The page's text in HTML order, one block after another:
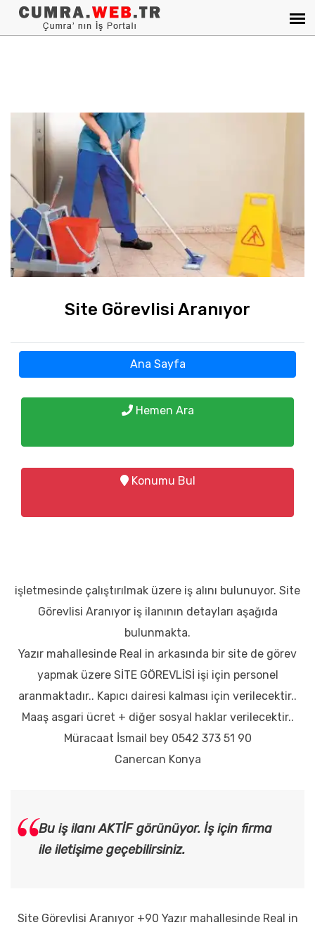
Site Görevlisi Aranıyor
Ana Sayfa
Hemen Ara
Konumu Bul
işletmesinde çalıştırılmak üzere iş alını bulunuyor. Site
Görevlisi Aranıyor iş ilanının detayları aşağıda
bulunmakta.
Yazır mahallesinde Real in arkasında bir site de görev
yapmak üzere SİTE GÖREVLİSİ işi için personel
aranmaktadır.. Kapıcı dairesi kalması için verilecektir..
Maaş asgari ücret + diğer sosyal haklar verilecektir..
Müracaat İsmail bey 0542 373 51 90
Canercan Konya
Bu iş ilanı AKTİF görünüyor. İş için firma
ile iletişime geçebilirsiniz.
Site Görevlisi Aranıyor +90 Yazır mahallesinde Real in